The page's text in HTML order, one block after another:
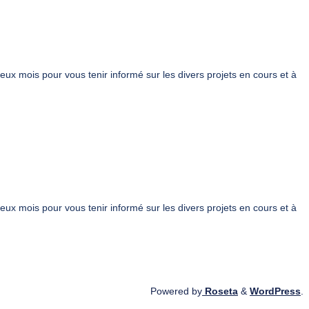
mois pour vous tenir informé sur les divers projets en cours et à
mois pour vous tenir informé sur les divers projets en cours et à
Powered by Roseta & WordPress